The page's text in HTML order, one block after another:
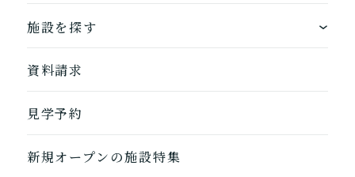
できるを増やす介護サービス
お客様に選ばれるできたてのお食事
ホームに入居する
自宅から通う
自宅に来てもらう
施設を探す
地図から探す
自宅から通う/来てもらう
資料請求
見学予約
新規オープンの施設特集